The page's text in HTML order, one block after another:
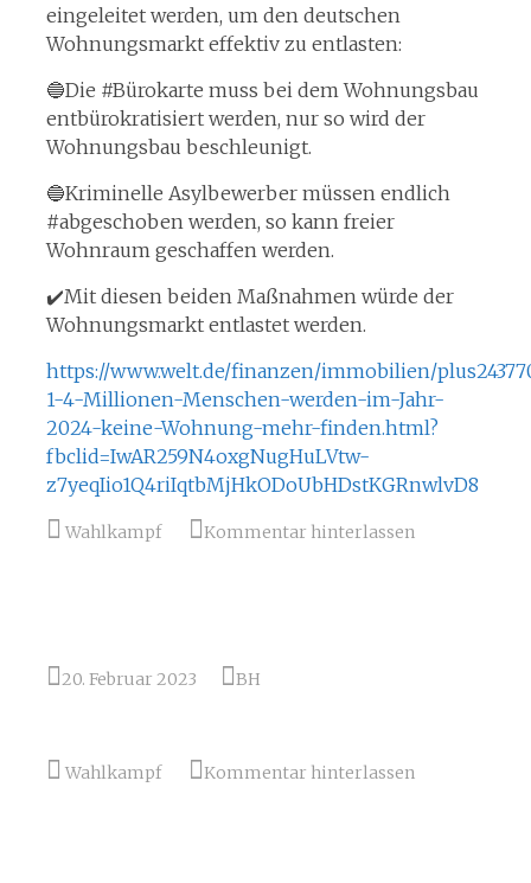
eingeleitet werden, um den deutschen
Wohnungsmarkt effektiv zu entlasten:
🔵Die #Bürokarte muss bei dem Wohnungsbau
entbürokratisiert werden, nur so wird der
Wohnungsbau beschleunigt.
🔵Kriminelle Asylbewerber müssen endlich
#abgeschoben werden, so kann freier
Wohnraum geschaffen werden.
✔️Mit diesen beiden Maßnahmen würde der
Wohnungsmarkt entlastet werden.
https://www.welt.de/finanzen/immobilien/
1-4-Millionen-Menschen-werden-im-Jahr-
2024-keine-Wohnung-mehr-finden.html?
fbclid=IwAR259N4oxgNugHuLVtw-
z7yeqIio1Q4riIqtbMjHkODoUbHDstKGRnwlvD8
Wahlkampf Kommentar hinterlassen
20. Februar 2023 BH
Wahlkampf Kommentar hinterlassen